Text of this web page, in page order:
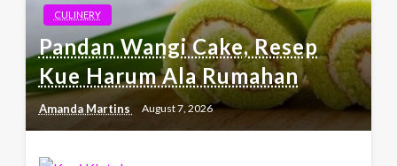
CULINERY
Pandan Wangi Cake, Resep
Kue Harum Ala Rumahan
Amanda Martins August 7, 2026